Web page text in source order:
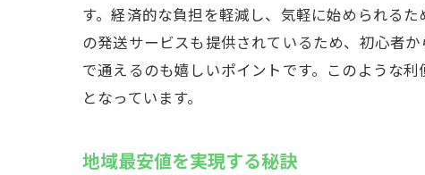
す。経済的な負担を軽減し、気軽に始められる
の発送サービスも提供されているため、初心者
で通えるのも嬉しいポイントです。このような
となっています。
地域最安値を実現する秘訣